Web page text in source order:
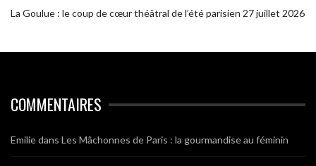
La Goulue : le coup de cœur théâtral de l’été parisien 27 juillet 2026
COMMENTAIRES
Emiliedans Les Mâchonnes de Paris : la gourmandise au féminin